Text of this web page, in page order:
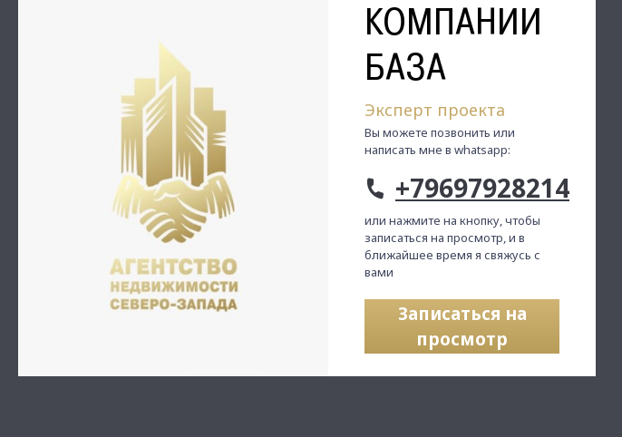
КОМПАНИИ
БАЗА
Эксперт проекта
Вы можете позвонить или
написать мне в whatsapp:
+79697928214
или нажмите на кнопку, чтобы
записаться на просмотр, и в
ближайшее время я свяжусь с
вами
Записаться на
просмотр